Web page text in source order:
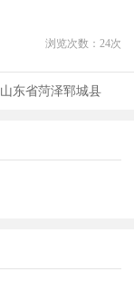
浏览次数： 24次
山东省菏泽郓城县